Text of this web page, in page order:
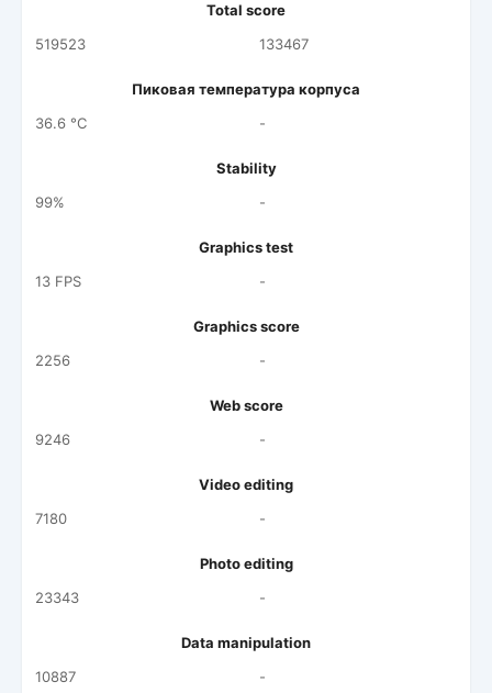
Total score
519523
133467
Пиковая температура корпуса
36.6 °C
-
Stability
99%
-
Graphics test
13 FPS
-
Graphics score
2256
-
Web score
9246
-
Video editing
7180
-
Photo editing
23343
-
Data manipulation
10887
-